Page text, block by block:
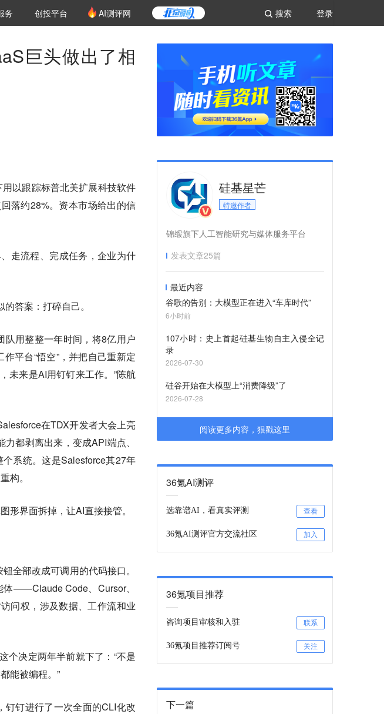
登录
搜索
务 创投平台 AI测评网
巨头做出了相
以跟踪标普北美扩展科技软件
落约28%。资本市场给出的信
走流程、完成任务，企业为什
答案：打碎自己。
用整整一年时间，将8亿用户
平台“悟空”，并把自己重新定
未来是AI用钉钉来工作。”陈航
在TDX开发者大会上亮
都剥离出来，变成API端点、
系统。这是Salesforce其27年
构。
形界面拆掉，让AI直接接管。
全部改成可调用的代码接口。
——Claude Code、Cursor、
问权，涉及数据、工作流和业
个决定两年半前就下了：“不是
能被编程。”
钉进行了一次全面的CLI化改
硅基星芒
特邀作者
锦缎旗下人工智能研究与媒体服务平台
发表文章25篇
最近内容
谷歌的告别：大模型正在进入“车库时代”
6小时前
107小时：史上首起硅基生物自主入侵全记
录
2026-07-30
硅谷开始在大模型上“消费降级”了
2026-07-28
阅读更多内容，狠戳这里
36氪AI测评
选靠谱AI，看真实评测 查看
36氪AI测评官方交流社区 加入
36氪项目推荐
咨询项目审核和入驻 联系
36氪项目推荐订阅号 关注
下一篇